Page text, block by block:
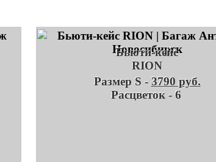
Бьюти-кейс
RION
Размер S - 3790 руб.
Расцветок - 6